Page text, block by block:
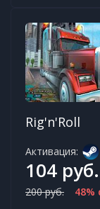
Rig'n'Roll
Активация:
104 руб.
200 руб. 48%